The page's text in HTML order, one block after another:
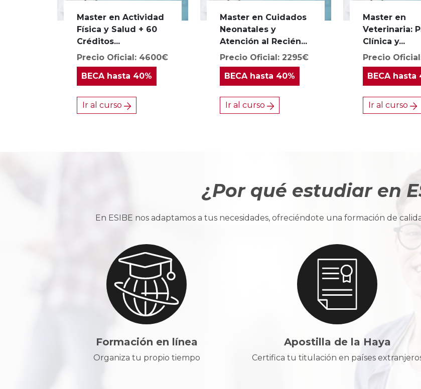
Master en Actividad
Física y Salud + 60
Créditos...
Precio Oficial: 4600€
BECAhasta 40%
Ir al curso
Master en Cuidados
Neonatales y
Atención al Recién...
Precio Oficial: 2295€
BECAhasta 40%
Ir al curso
Master en
Veterinaria:
Clínica y...
Precio
BECAhasta
Ir al curso
¿Por qué estudiar en
En ESIBE nos adaptamos a tus necesidades, ofreciéndote una formación de
Formación en línea
Organiza tu propio tiempo
Apostilla de la Haya
Certifica tu titulación en países